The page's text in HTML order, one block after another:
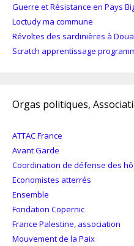
Guerre et Résistance en Pays
Loctudy ma commune
Révoltes des sardinières à
Scratch apprentissage
Orgas politiques,
ATTAC France
Avant Garde
Coordination de défense des
Economistes atterrés
Ensemble
Fondation Copernic
France Palestine, association
Mouvement de la Paix